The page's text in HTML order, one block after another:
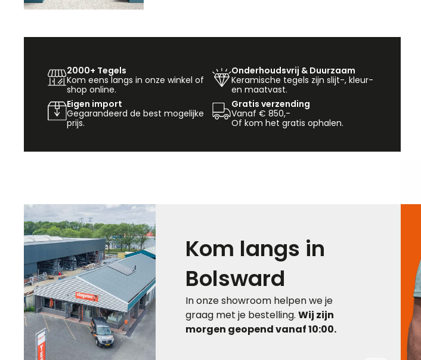
2000+ Tegels
Kom eens langs in onze winkel of
shop online.
Onderhoudsvrij & Duurzaam
Keramische tegels zijn slijt-, kleur-
en maatvast.
Eigen import
Gegarandeerd de best mogelijke
prijs.
Gratis verzending
Vanaf € 850,-
Of kom het gratis ophalen.
Kom langs in
Bolsward
In onze showroom helpen we je
graag met je bestelling.Wij zijn
morgen geopend vanaf 10:00.